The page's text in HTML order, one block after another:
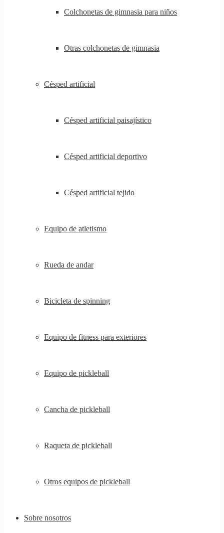
Colchonetas de gimnasia para niños
Otras colchonetas de gimnasia
Césped artificial
Césped artificial paisajístico
Césped artificial deportivo
Césped artificial tejido
Equipo de atletismo
Rueda de andar
Bicicleta de spinning
Equipo de fitness para exteriores
Equipo de pickleball
Cancha de pickleball
Raqueta de pickleball
Otros equipos de pickleball
Sobre nosotros